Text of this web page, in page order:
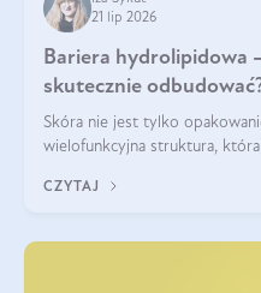
21 lip 2026
Bariera hydrolipidowa
skutecznie
Skóra nie jest tylko
wielofunkcyjna struktura,
środowiskowymi. Jednym z
CZYTAJ